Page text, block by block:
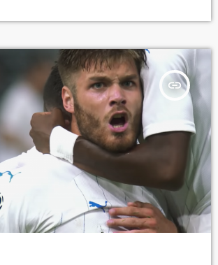
Mines rassemblerait les deux derniers critères :
des urbains en mal de verdure. Et alors
insert_link